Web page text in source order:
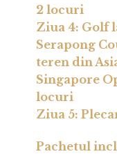
2 locuri
Ziua 4: Golf
Serapong
teren din
Singapore
locuri
Ziua 5:
Pachetul